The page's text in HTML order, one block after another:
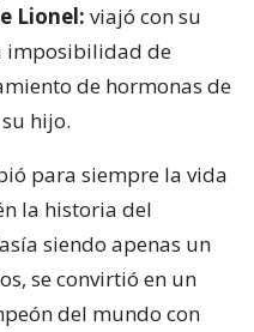
Lionel: viajó con su
imposibilidad de
de hormonas de
hijo.
para siempre la vida
la historia del
siendo apenas un
se convirtió en un
del mundo con